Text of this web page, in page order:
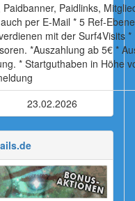
Paidlinks,
per E-Mail * 5 Ref-Ebene
mit der Surf4Visits *
*Auszahlung ab 5€ *
* Startguthaben in Höhe
23.02.2026